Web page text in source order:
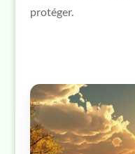
protéger.